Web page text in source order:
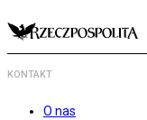
KONTAKT
O nas